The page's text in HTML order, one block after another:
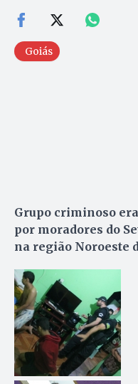
Goiás
Grupo criminoso
por moradores do
na região Noroeste